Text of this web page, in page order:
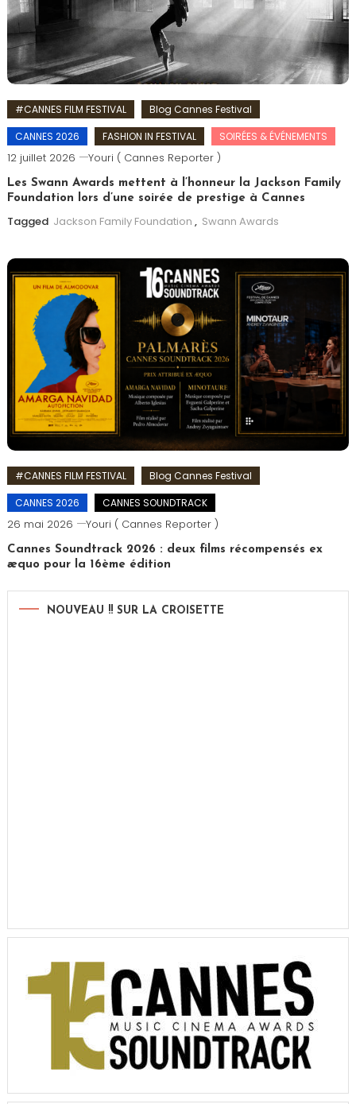
#CANNES FILM FESTIVAL
Blog Cannes Festival
CANNES 2026
FASHION IN FESTIVAL SOIRÉES & ÉVÉNEMENTS
12 juillet 2026 Youri ( Cannes Reporter )
Les Swann Awards mettent à l’honneur la Jackson Family
Foundation lors d’une soirée de prestige à Cannes
Tagged Jackson Family Foundation , Swann Awards
#CANNES FILM FESTIVAL
Blog Cannes Festival
CANNES 2026
CANNES SOUNDTRACK
26 mai 2026 Youri ( Cannes Reporter )
Cannes Soundtrack 2026 : deux films récompensés ex
æquo pour la 16ème édition
NOUVEAU !! SUR LA CROISETTE